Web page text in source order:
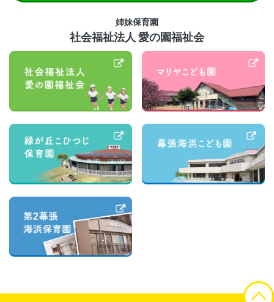
姉妹保育園
社会福祉法人 愛の園福祉会